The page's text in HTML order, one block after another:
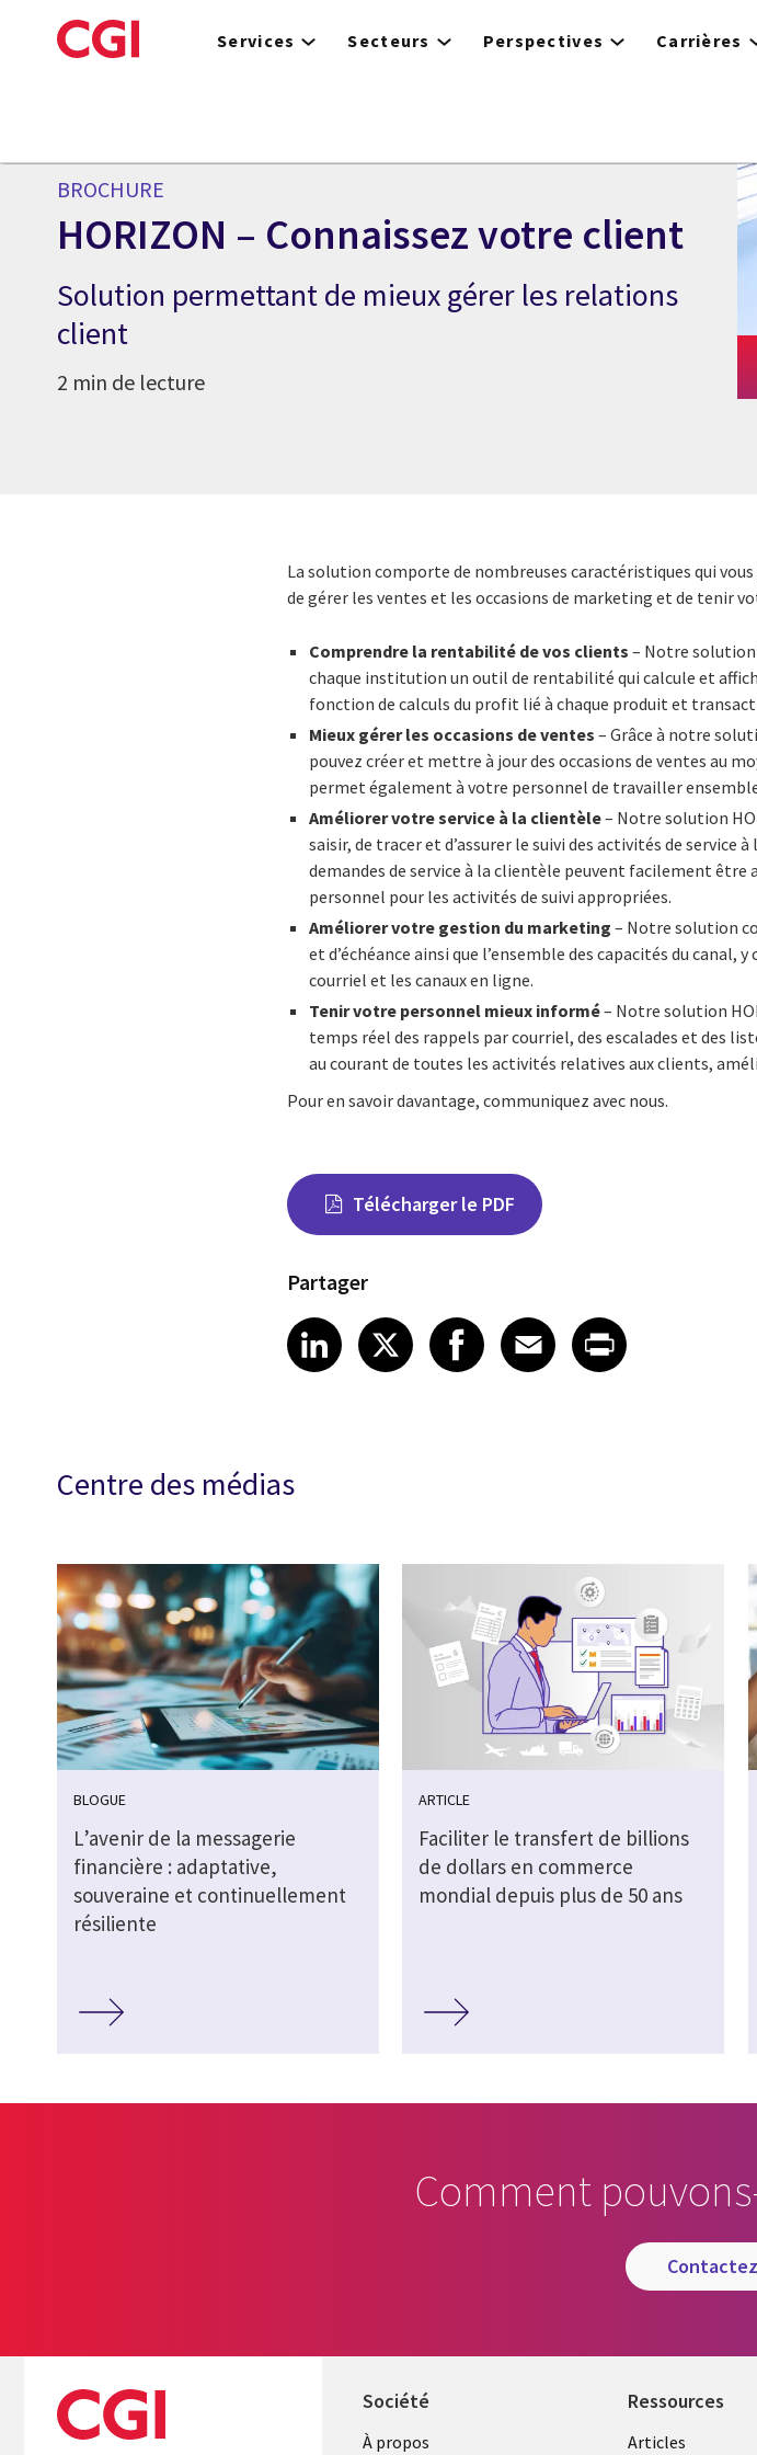
to
Services Secteurs Perspectives Carrières
BROCHURE
HORIZON – Connaissez votre client
Solution permettant de mieux gérer les relations
client
2 min de lecture
La solution comporte de nombreuses caractéristiques qui
de gérer les ventes et les occasions de marketing et de tenir
Comprendre la rentabilité de vos clients – Notre solution
chaque institution un outil de rentabilité qui calcule et
fonction de calculs du profit lié à chaque produit et
Mieux gérer les occasions de ventes – Grâce à notre
pouvez créer et mettre à jour des occasions de ventes au
permet également à votre personnel de travailler
Améliorer votre service à la clientèle– Notre solution
saisir, de tracer et d’assurer le suivi des activités de
demandes de service à la clientèle peuvent facilement être
personnel pour les activités de suivi appropriées.
Améliorer votre gestion du marketing – Notre solution
et d’échéance ainsi que l’ensemble des capacités du
courriel et les canaux en ligne.
Tenir votre personnel mieux informé– Notre solution
temps réel des rappels par courriel, des escalades et des
au courant de toutes les activités relatives aux clients,
Pour en savoir davantage, communiquez avec nous.
Télécharger le PDF
Partager
Share on LinkedIn
LinkedIn
Share on X
XShare on Facebook
Facebook
Share on Email
Email
Share on
Centre des médias
BLOGUE
L’avenir de la messagerie
financière : adaptative,
souveraine et continuellement
résiliente
ARTICLE
Faciliter le transfert de billions
de dollars en commerce
mondial depuis plus de 50 ans
Comment
Société
À propos
Ressources
Articles